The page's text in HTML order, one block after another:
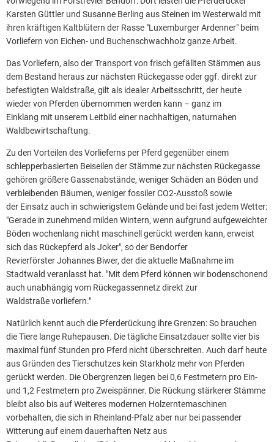
Karsten Güttler und Susanne Berling aus Steinen im Westerwald mit
ihren kräftigen Kaltblütern der Rasse "Luxemburger Ardenner" beim
Vorliefern von Eichen- und Buchenschwachholz ganze Arbeit.
Das Vorliefern, also der Transport von frisch gefällten Stämmen aus
dem Bestand heraus zur nächsten Rückegasse oder ggf. direkt zur
befestigten Waldstraße, gilt als idealer Arbeitsschritt, der heute
wieder von Pferden übernommen werden kann – ganz im
Einklang mit unserem Leitbild einer nachhaltigen, naturnahen
Waldbewirtschaftung.
Zu den Vorteilen des Vorlieferns per Pferd gegenüber einem
schlepperbasierten Beiseilen der Stämme zur nächsten Rückegasse
gehören größere Gassenabstände, weniger Schäden an Böden und
verbleibenden Bäumen, weniger fossiler CO2-Ausstoß sowie
der Einsatz auch in schwierigstem Gelände und bei fast jedem Wetter:
"Gerade in zunehmend milden Wintern, wenn aufgrund aufgeweichter
Böden wochenlang nicht maschinell gerückt werden kann, erweist
sich das Rückepferd als Joker", so der Bendorfer
Revierförster Johannes Biwer, der die aktuelle Maßnahme im
Stadtwald veranlasst hat. "Mit dem Pferd können wir bodenschonend
auch unabhängig vom Rückegassennetz direkt zur
Waldstraße vorliefern."
Natürlich kennt auch die Pferderückung ihre Grenzen: So brauchen
die Tiere lange Ruhepausen. Die tägliche Einsatzdauer sollte vier bis
maximal fünf Stunden pro Pferd nicht überschreiten. Auch darf heute
aus Gründen des Tierschutzes kein Starkholz mehr von Pferden
gerückt werden. Die Obergrenzen liegen bei 0,6 Festmetern pro Ein-
und 1,2 Festmetern pro Zweispänner. Die Rückung stärkerer Stämme
bleibt also bis auf Weiteres modernen Holzerntemaschinen
vorbehalten, die sich in Rheinland-Pfalz aber nur bei passender
Witterung auf einem dauerhaften Netz aus